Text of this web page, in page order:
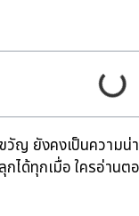
ญ ยังคงเป็นความน่
ด้ทุกเมื่อ ใครอ่าน